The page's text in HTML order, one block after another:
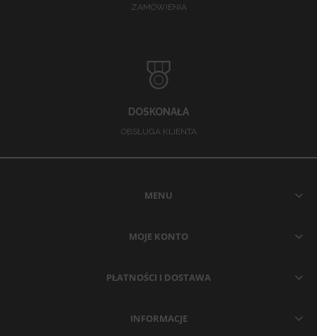
ZAMÓWIENIA
DOSKONAŁA
OBSŁUGA KLIENTA
MENU
MOJE KONTO
PŁATNOŚCI I DOSTAWA
INFORMACJE